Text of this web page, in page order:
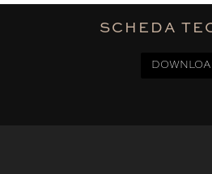
SCHEDA